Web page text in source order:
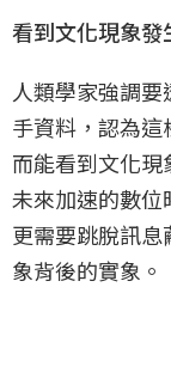
看到文化現象發
人類學家強調
手資料，認為
而能看到文化
未來加速的數位
更需要跳脫訊
象背後的實象。